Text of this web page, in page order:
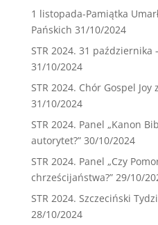
1 listopada-Pamiątka
Pańskich 31/10/2024
STR 2024. 31 października
31/10/2024
STR 2024. Chór Gospel
31/10/2024
STR 2024. Panel „Kanon
autorytet?” 30/10/2024
STR 2024. Panel „Czy
chrześcijaństwa?” 29/10/
STR 2024. Szczeciński
28/10/2024